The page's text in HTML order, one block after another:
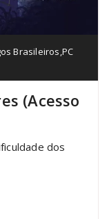
Brasileiros,PC
(Acesso
dos